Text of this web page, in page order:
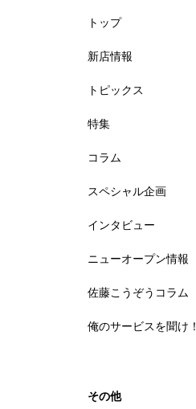
トップ
新店情報
トピックス
特集
コラム
スペシャル企画
インタビュー
ニューオープン情報
佐藤こうぞうコラム
俺のサービスを聞け！
その他